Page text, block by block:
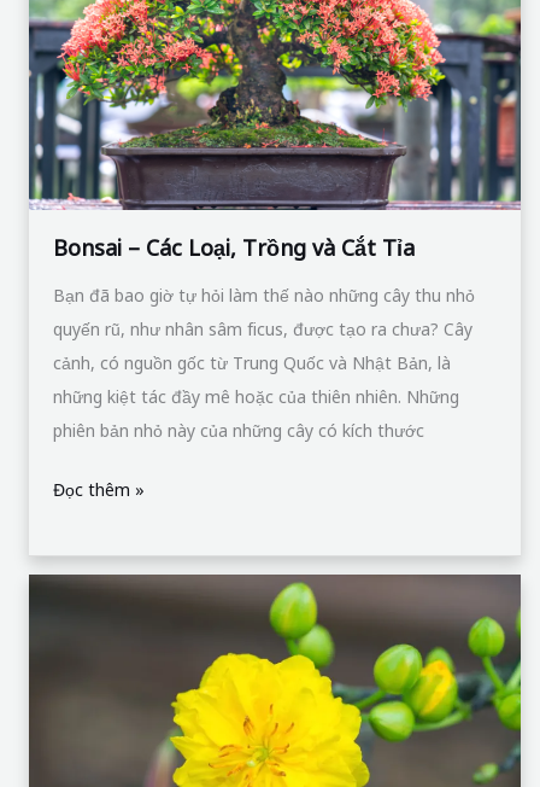
Bonsai – Các Loại, Trồng và Cắt Tỉa
Bạn đã bao giờ tự hỏi làm thế nào những cây thu nhỏ
quyến rũ, như nhân sâm ficus, được tạo ra chưa? Cây
cảnh, có nguồn gốc từ Trung Quốc và Nhật Bản, là
những kiệt tác đầy mê hoặc của thiên nhiên. Những
phiên bản nhỏ này của những cây có kích thước
Trồng
và
Cắt
Tỉa
Đọc thêm »